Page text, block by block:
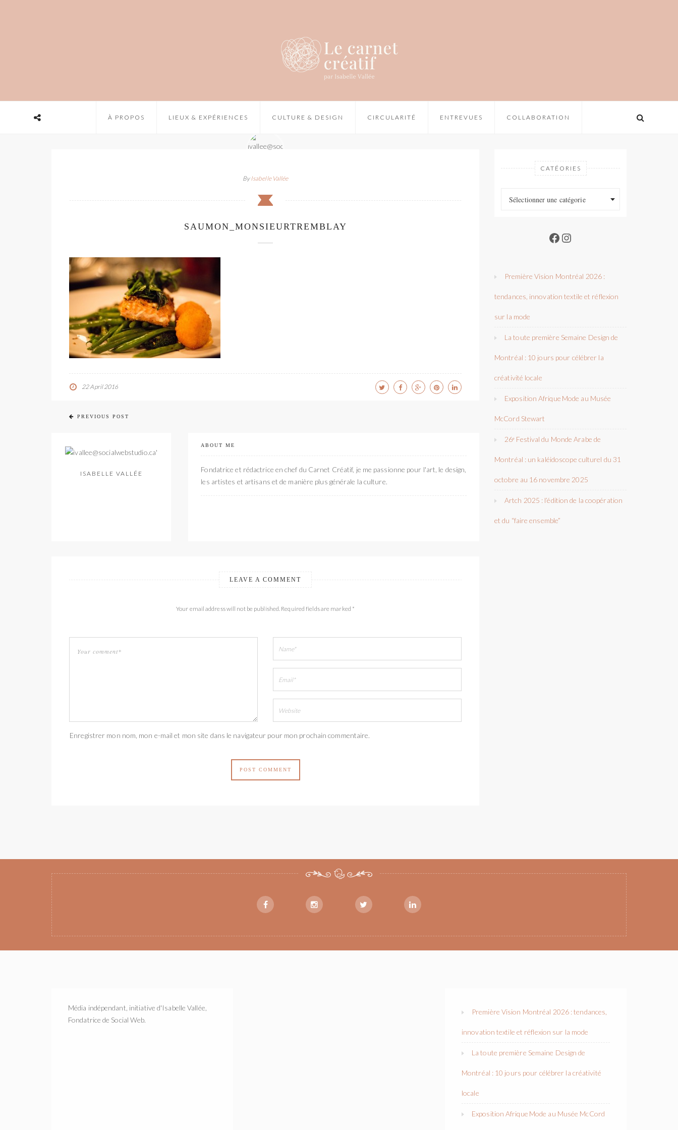
À PROPOS LIEUX & EXPÉRIENCES CULTURE & DESIGN CIRCULARITÉ ENTREVUES COLLABORATION
ByIsabelle Vallée
SAUMON_MONSIEURTREMBLAY
22 April 2016
PREVIOUS POST
ISABELLE VALLÉE
ABOUT ME
Fondatrice et rédactrice en chef du Carnet Créatif, je me passionne pour l'art, le design,
les artistes et artisans et de manière plus générale la culture.
LEAVE A COMMENT
Your email address will not be published. Required fields are marked *
Enregistrer mon nom, mon e-mail et mon site dans le navigateur pour mon prochain commentaire.
CATÉORIES
Sélectionner une catégorie
Facebook
Instagram
Première Vision Montréal 2026 :
tendances, innovation textile et réflexion
sur la mode
La toute première Semaine Design de
Montréal : 10 jours pour célébrer la
créativité locale
Exposition Afrique Mode au Musée
McCord Stewart
26ᵉ Festival du Monde Arabe de
Montréal : un kaléidoscope culturel du 31
octobre au 16 novembre 2025
Artch 2025 : l’édition de la coopération
et du “faire ensemble”
Média indépendant, initiative d'Isabelle Vallée,
Fondatrice de Social Web.
Première Vision Montréal 2026 : tendances,
innovation textile et réflexion sur la mode
La toute première Semaine Design de
Montréal : 10 jours pour célébrer la créativité
locale
Exposition Afrique Mode au Musée McCord